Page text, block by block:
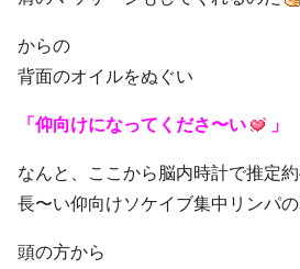
からの
背面のオイルをぬぐい
「仰向けになってくださ〜い 」
なんと、ここから脳内時計で推定
長〜い仰向けソケイブ集中リンパ
頭の方から